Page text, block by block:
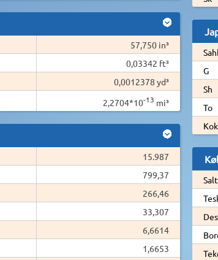
57,750 in³
0,03342 ft³
0,0012378 yd³
2,2704*10-13 mi³
15.987
799,37
266,46
33,307
6,6614
1,6653
G
Sh
To